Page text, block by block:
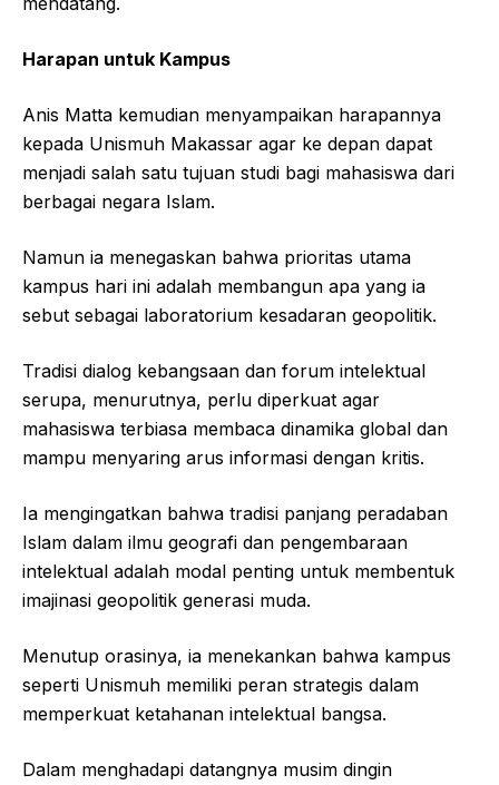
Harapan untuk Kampus
Anis Matta kemudian menyampaikan harapannya
kepada Unismuh Makassar agar ke depan dapat
menjadi salah satu tujuan studi bagi mahasiswa dari
berbagai negara Islam.
Namun ia menegaskan bahwa prioritas utama
kampus hari ini adalah membangun apa yang ia
sebut sebagai laboratorium kesadaran geopolitik.
Tradisi dialog kebangsaan dan forum intelektual
serupa, menurutnya, perlu diperkuat agar
mahasiswa terbiasa membaca dinamika global dan
mampu menyaring arus informasi dengan kritis.
Ia mengingatkan bahwa tradisi panjang peradaban
Islam dalam ilmu geografi dan pengembaraan
intelektual adalah modal penting untuk membentuk
imajinasi geopolitik generasi muda.
Menutup orasinya, ia menekankan bahwa kampus
seperti Unismuh memiliki peran strategis dalam
memperkuat ketahanan intelektual bangsa.
Dalam menghadapi datangnya musim dingin